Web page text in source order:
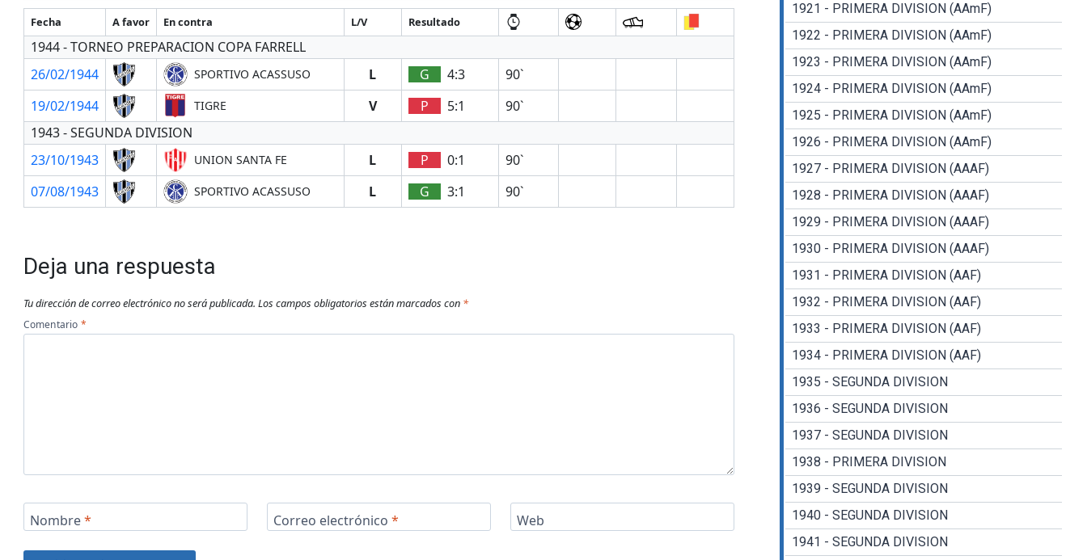
Fecha A favor En contra L/V Resultado
1944 - TORNEO PREPARACION COPA FARRELL
26/02/1944
SPORTIVO ACASSUSO L G 4:3
90`
19/02/1944
TIGRE V P 5:1
90`
1943 - SEGUNDA DIVISION
23/10/1943
UNION SANTA FE L P 0:1
90`
07/08/1943
SPORTIVO ACASSUSO L G 3:1 90`
Deja una respuesta
Tu dirección de correo electrónico no será publicada. Los campos obligatorios están marcados con *
Comentario *
Nombre* Correo electrónico * Web
1921 - PRIMERA DIVISION (AAmF)
1922 - PRIMERA DIVISION (AAmF)
1923 - PRIMERA DIVISION (AAmF)
1924 - PRIMERA DIVISION (AAmF)
1925 - PRIMERA DIVISION (AAmF)
1926 - PRIMERA DIVISION (AAmF)
1927 - PRIMERA DIVISION (AAAF)
1928 - PRIMERA DIVISION (AAAF)
1929 - PRIMERA DIVISION (AAAF)
1930 - PRIMERA DIVISION (AAAF)
1931 - PRIMERA DIVISION (AAF)
1932 - PRIMERA DIVISION (AAF)
1933 - PRIMERA DIVISION (AAF)
1934 - PRIMERA DIVISION (AAF)
1935 - SEGUNDA DIVISION
1936 - SEGUNDA DIVISION
1937 - SEGUNDA DIVISION
1938 - PRIMERA DIVISION
1939 - SEGUNDA DIVISION
1940 - SEGUNDA DIVISION
1941 - SEGUNDA DIVISION